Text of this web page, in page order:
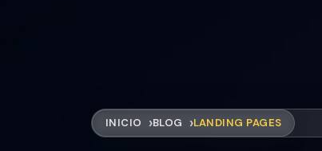
INICIO BLOG LANDING PAGES